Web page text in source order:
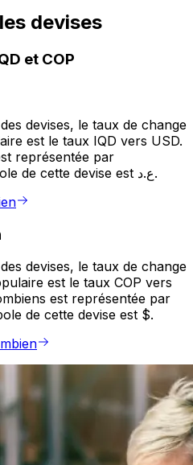
devises
et COP
devises, le taux de change
est le taux IQD vers USD.
représentée par
l'abréviation IQD. Le symbole de cette devise est ع.د.
devises, le taux de change
est le taux COP vers
est représentée par
de cette devise est $.